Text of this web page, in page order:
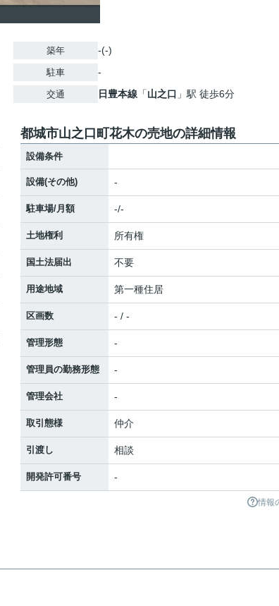
築年 -(-)
駐車 -
交通 日豊本線 「山之口 」駅 徒歩6分
都城市山之口町花木の売地の詳細情報
設備条件
設備(その他) -
駐車場/月額 -/-
土地権利 所有権
国土法届出 不要
用途地域 第一種住居
区画数 - / -
管理形態 -
管理員の勤務形態 -
管理会社 -
取引態様 仲介
引渡し 相談
開発許可番号 -
情報